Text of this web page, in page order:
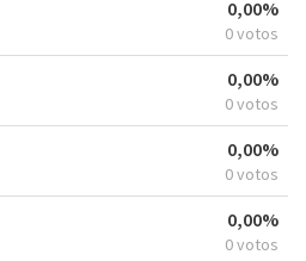
0,00%
0 votos
0,00%
0 votos
0,00%
0 votos
0,00%
0 votos